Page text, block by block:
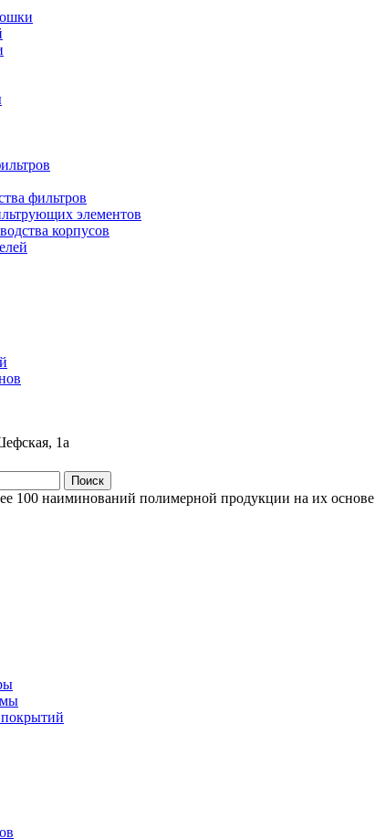
фильтров
элементов
корпусов
1а
Поиск
100 наиминований полимерной продукции на их основе